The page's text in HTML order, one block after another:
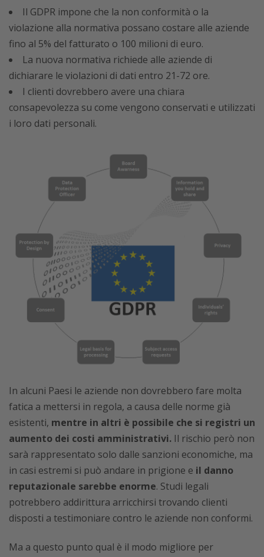
Il GDPR impone che la non conformità o la
violazione alla normativa possano costare alle aziende
fino al 5% del fatturato o 100 milioni di euro.
La nuova normativa richiede alle aziende di
dichiarare le violazioni di dati entro 21-72 ore.
I clienti dovrebbero avere una chiara
consapevolezza su come vengono conservati e utilizzati
i loro dati personali.
In alcuni Paesi le aziende non dovrebbero fare molta
fatica a mettersi in regola, a causa delle norme già
esistenti, mentre in altri è possibile che si registri un
aumento dei costi amministrativi. Il rischio però non
sarà rappresentato solo dalle sanzioni economiche, ma
in casi estremi si può andare in prigione e il danno
reputazionale sarebbe enorme. Studi legali
potrebbero addirittura arricchirsi trovando clienti
disposti a testimoniare contro le aziende non conformi.
Ma a questo punto qual è il modo migliore per